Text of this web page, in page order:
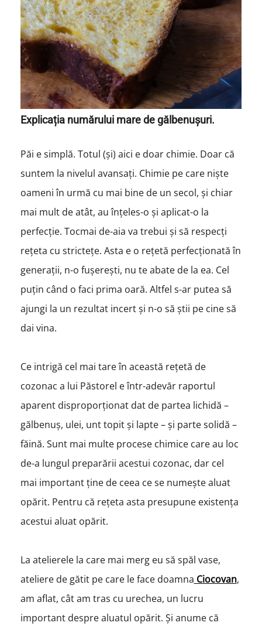
Explicația numărului mare de gălbenușuri.
Păi e simplă. Totul (și) aici e doar chimie. Doar că
suntem la nivelul avansați. Chimie pe care niște
oameni în urmă cu mai bine de un secol, și chiar
mai mult de atât, au înțeles-o și aplicat-o la
perfecție. Tocmai de-aia va trebui și să respecți
rețeta cu strictețe. Asta e o rețetă perfecționată în
generații, n-o fușerești, nu te abate de la ea. Cel
puțin când o faci prima oară. Altfel s-ar putea să
ajungi la un rezultat incert și n-o să știi pe cine să
dai vina.
Ce intrigă cel mai tare în această rețetă de
cozonac a lui Păstorel e într-adevăr raportul
aparent disproporționat dat de partea lichidă –
gălbenuș, ulei, unt topit și lapte – și parte solidă –
făină. Sunt mai multe procese chimice care au loc
de-a lungul preparării acestui cozonac, dar cel
mai important ține de ceea ce se numește aluat
opărit. Pentru că rețeta asta presupune existența
acestui aluat opărit.
La atelierele la care mai merg eu să spăl vase,
ateliere de gătit pe care le face doamna Ciocovan,
am aflat, cât am tras cu urechea, un lucru
important despre aluatul opărit. Și anume că